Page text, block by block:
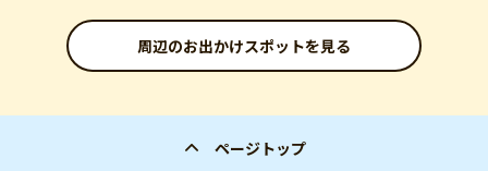
周辺のお出かけスポットを見る
ページトップ